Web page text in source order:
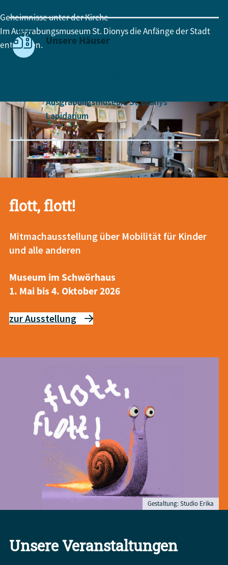
Geheimnisse unter der Kirche
Im Ausgrabungsmuseum St. Dionys die Anfänge der Stadt
entdecken.
Den J. F. Schreiber-Verlag und seine Kartonmodelle und
Bücher entdecken und selbst kreativ werden.
Unsere Häuser
Ausgrabungsmuseum St. Dionys
Lapidarium
Gestaltung: Studio Erika
flott, flott!
Mitmachausstellung über Mobilität für Kinder
und alle anderen
Museum im Schwörhaus
1. Mai bis 4. Oktober 2026
zur Ausstellung
Unsere Veranstaltungen